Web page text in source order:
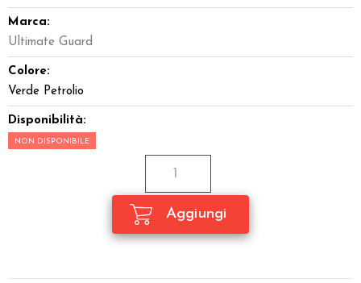
Marca:
Ultimate Guard
Colore:
Verde Petrolio
Disponibilità:
NON DISPONIBILE